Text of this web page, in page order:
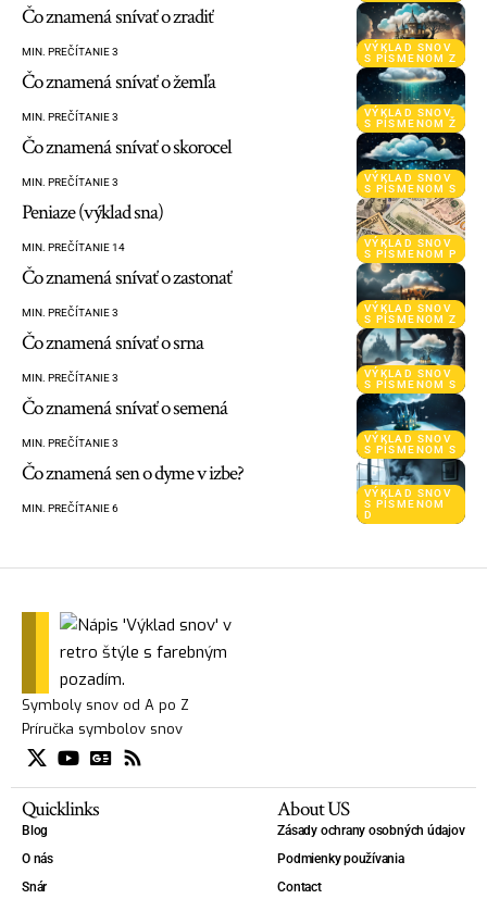
VÝKLAD SNOV
S PÍSMENOM Z
Čo znamená snívať o zradiť
MIN. PREČÍTANIE 3
VÝKLAD SNOV
S PÍSMENOM Ž
Čo znamená snívať o žemľa
MIN. PREČÍTANIE 3
VÝKLAD SNOV
S PÍSMENOM S
Čo znamená snívať o skorocel
MIN. PREČÍTANIE 3
VÝKLAD SNOV
S PÍSMENOM P
Peniaze (výklad sna)
MIN. PREČÍTANIE 14
VÝKLAD SNOV
S PÍSMENOM Z
Čo znamená snívať o zastonať
MIN. PREČÍTANIE 3
VÝKLAD SNOV
S PÍSMENOM S
Čo znamená snívať o srna
MIN. PREČÍTANIE 3
VÝKLAD SNOV
S PÍSMENOM S
Čo znamená snívať o semená
MIN. PREČÍTANIE 3
VÝKLAD SNOV
S PÍSMENOM
D
Čo znamená sen o dyme v izbe?
MIN. PREČÍTANIE 6
Symboly snov od A po Z
Príručka symbolov snov
Quicklinks
Blog
O nás
Snár
About US
Zásady ochrany osobných údajov
Podmienky používania
Contact